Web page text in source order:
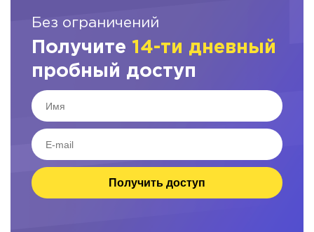
Без ограничений
Получите 14-ти дневный
пробный доступ
Получить доступ